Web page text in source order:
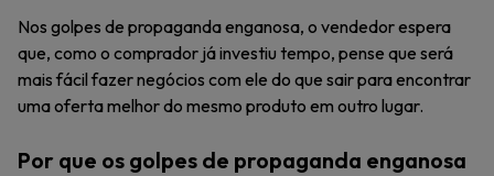
Nos golpes de propaganda enganosa, o vendedor espera
que, como o comprador já investiu tempo, pense que será
mais fácil fazer negócios com ele do que sair para encontrar
uma oferta melhor do mesmo produto em outro lugar.
Por que os golpes de propaganda enganosa